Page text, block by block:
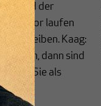
sind der
laufen
verbleiben. Kaag:
dann sind
Sie als